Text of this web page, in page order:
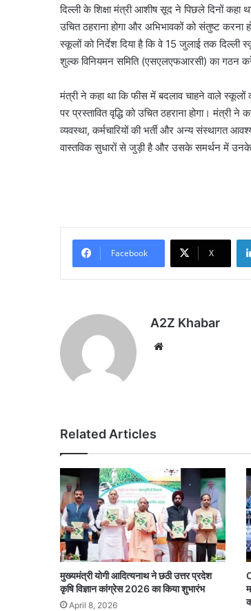
दिल्ली के शिक्षा मंत्री आशीष सूद ने पिछले दिनों कहा
उचित ठहराना होगा और अभिभावकों को संतुष्ट करना
स्कूलों को निर्देश दिया है कि वे 15 जुलाई तक दिल्ली
शुल्क विनियमन समिति (एसएलएफआरसी) का गठन
मंत्री ने कहा था कि फीस में बदलाव चाहने वाले स्कूलों
पर प्रस्तावित वृद्धि को उचित ठहराना होगा। मंत्री
व्यवस्था, कर्मचारियों की भर्ती और अन्य संस्थागत
वास्तविक सुधारों से जुड़ी है और उसके समर्थन में उनके
Facebook X
A2Z Khabar
Related Articles
मुख्यमंत्री योगी आदित्यनाथ ने छठी उत्तर प्रदेश
कृषि विज्ञान कांग्रेस 2026 का किया शुभारंभ
April 8, 2026